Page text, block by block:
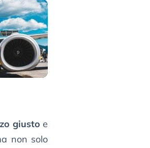
giusto e
non solo